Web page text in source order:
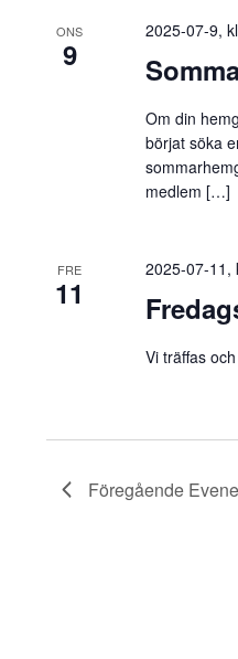
ONS
9
2025-07-9,
Om din
börjat söka
medlem […]
FRE
11
2025-07-11,
Vi träffas
Föregående